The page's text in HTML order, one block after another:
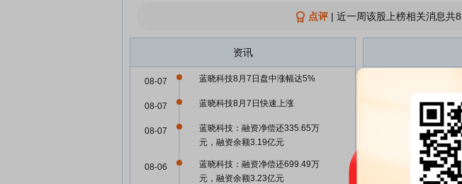
点评| 近一周该股上榜相关消息共
资讯
蓝晓科技8月7日盘中涨幅达5%
08-07
蓝晓科技8月7日快速上涨
08-07
蓝晓科技：融资净偿还335.65万
元，融资余额3.19亿元
08-07
蓝晓科技：融资净偿还699.49万
元，融资余额3.23亿元
08-06
蓝晓科
股的提
蓝晓科
转换公
蓝晓科